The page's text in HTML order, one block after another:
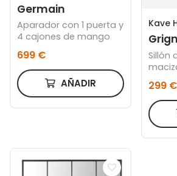
Germain
Aparador con 1 puerta y
4 cajones de mango
699 €
AÑADIR
Kave
Sillón
299 €